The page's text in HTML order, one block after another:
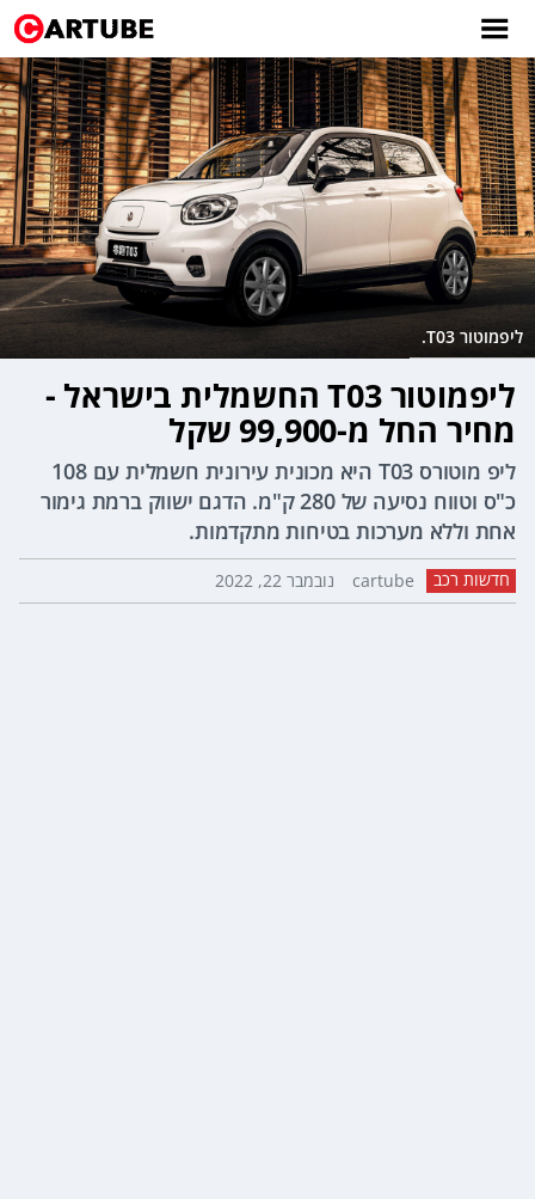
ליפמוטור T03.
ליפמוטור T03 החשמלית בישראל -
מחיר החל מ-99,900 שקל
ליפ מוטורס T03 היא מכונית עירונית חשמלית עם 108
כ"ס וטווח נסיעה של 280 ק"מ. הדגם ישווק ברמת גימור
אחת וללא מערכות בטיחות מתקדמות.
חדשות רכב cartube נובמבר 22, 2022